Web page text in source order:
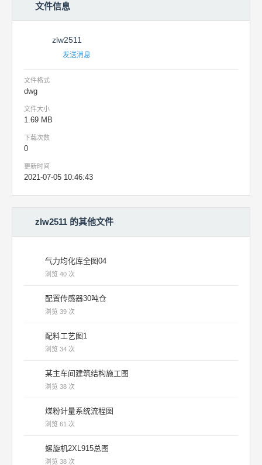
文件信息
zlw2511
发送消息
文件格式
dwg
文件大小
1.69 MB
下载次数
0
更新时间
2021-07-05 10:46:43
zlw2511 的其他文件
气力均化库全图04
浏览 40 次
配置传感器30吨仓
浏览 39 次
配料工艺图1
浏览 34 次
某主车间建筑结构施工图
浏览 38 次
煤粉计量系统流程图
浏览 61 次
螺旋机2XL915总图
浏览 38 次